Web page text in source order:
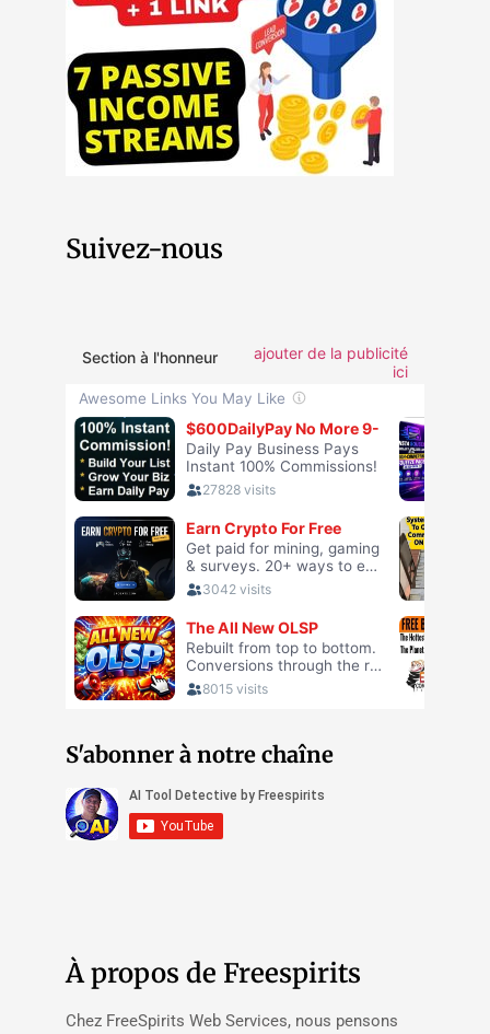
Suivez-nous
Section à l'honneur
ajouter de la publicité
ici
S'abonner à notre chaîne
À propos de Freespirits
Chez FreeSpirits Web Services, nous pensons